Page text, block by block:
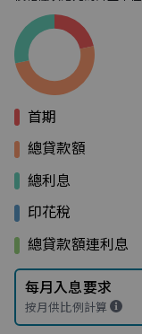
首期
總貸款額
總利息
印花稅
總貸款額連利息
每月入息要求
按月供比例計算